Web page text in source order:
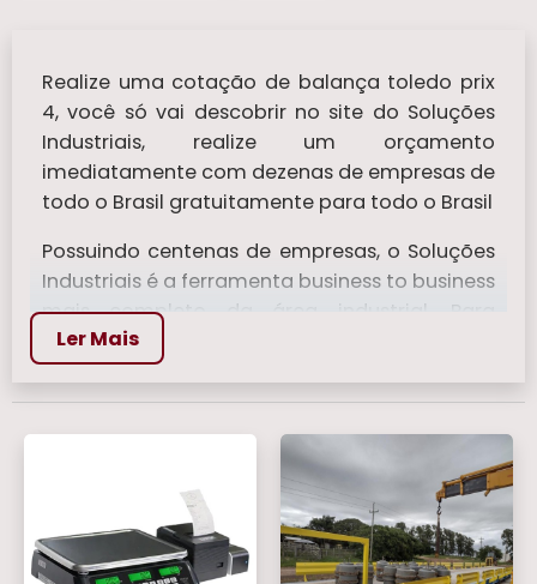
Realize uma cotação de balança toledo prix
4, você só vai descobrir no site do Soluções
Industriais, realize um orçamento
imediatamente com dezenas de empresas de
todo o Brasil gratuitamente para todo o Brasil
Possuindo centenas de empresas, o Soluções
Industriais é a ferramenta business to business
mais completo da área industrial. Para
realizar um orçamento de balança toledo prix
4, clique em um ou mais dos anuciantes a
seguir:
Balança Bioimpedancia
Balanças Para Pesar
Balanca Digital 150 kg|Balanca
Analógicas.
Ler Mais